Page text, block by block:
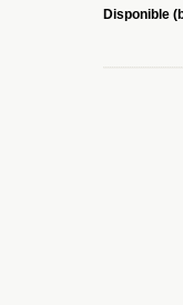
Disponible